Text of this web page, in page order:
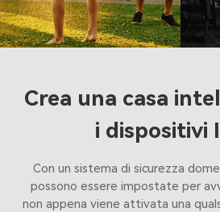
Crea una casa
i dispositivi
Con un sistema di sicurezza
possono essere impostate per
non appena viene attivata una